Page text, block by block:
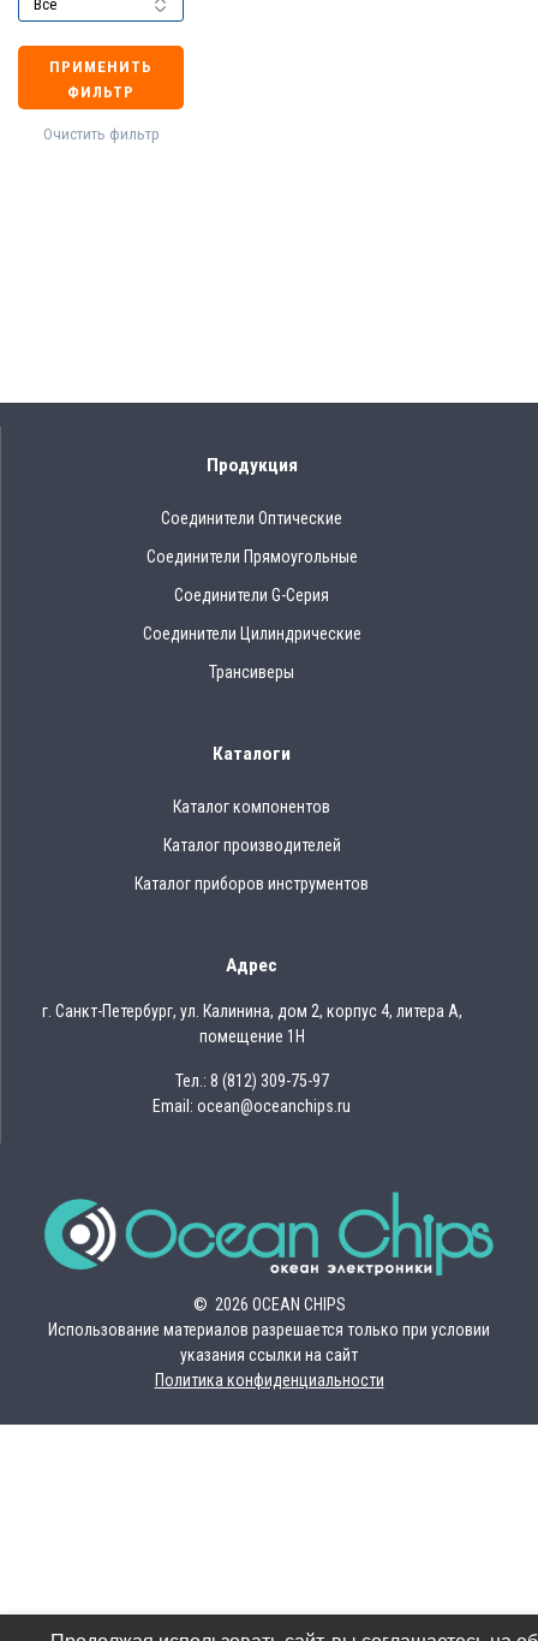
ПРИМЕНИТЬ
ФИЛЬТР
Очистить фильтр
Продукция
Соединители Оптические
Соединители Прямоугольные
Соединители G-Серия
Соединители Цилиндрические
Трансиверы
Каталоги
Каталог компонентов
Каталог производителей
Каталог приборов инструментов
Адрес
г. Санкт-Петербург, ул. Калинина, дом 2, корпус 4, литера А,
помещение 1Н
Тел.: 8 (812) 309-75-97
Email: ocean@oceanchips.ru
© 2026 OCEAN CHIPS
Использование материалов разрешается только при условии
указания ссылки на сайт
Политика конфиденциальности